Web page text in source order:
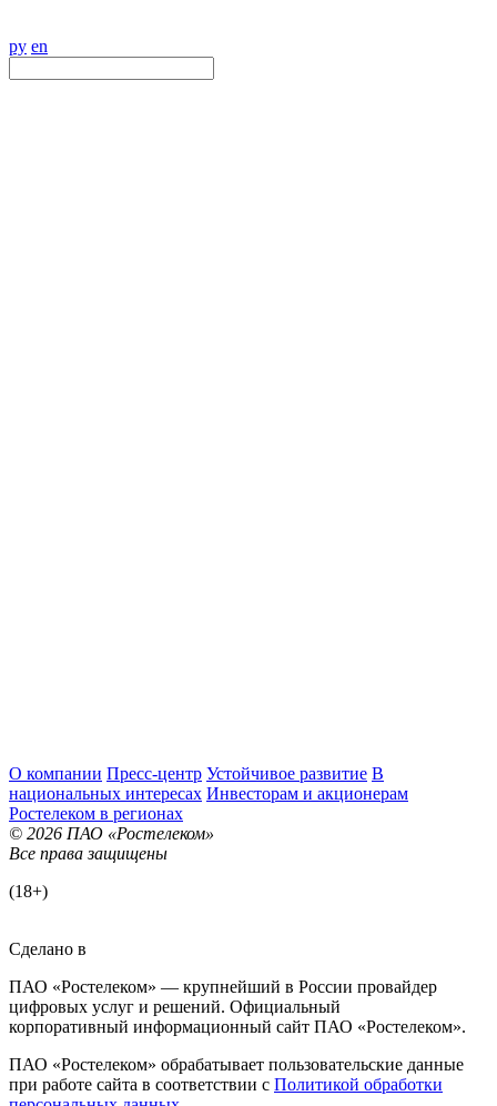
ру en
О компании Пресс-центр Устойчивое развитие В
национальных интересах Инвесторам и акционерам
Ростелеком в регионах
© 2026 ПАО «Ростелеком»
Все права защищены
(18+)
Сделано в
ПАО «Ростелеком» — крупнейший в России провайдер
цифровых услуг и решений. Официальный
корпоративный информационный сайт ПАО «Ростелеком».
ПАО «Ростелеком» обрабатывает пользовательские данные
при работе сайта в соответствии с Политикой обработки